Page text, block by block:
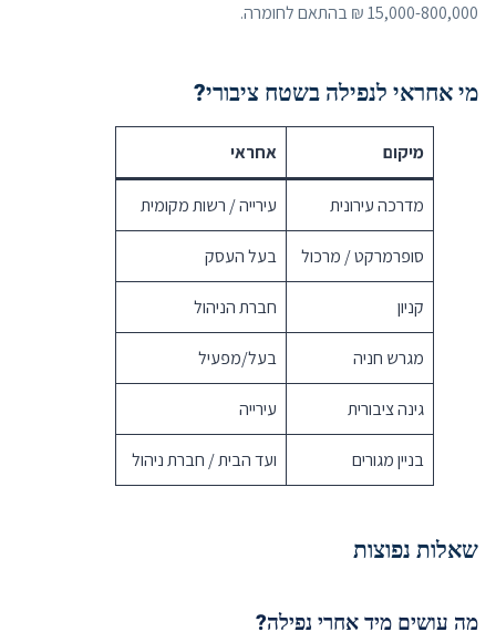
15,000-800,000 ₪ בהתאם לחומרה.
מי אחראי לנפילה בשטח ציבורי?
מיקום אחראי
מדרכה עירונית עירייה / רשות מקומית
סופרמרקט / מרכול בעל העסק
קניון חברת הניהול
מגרש חניה בעל/מפעיל
גינה ציבורית עירייה
בניין מגורים ועד הבית / חברת ניהול
שאלות נפוצות
מה עושים מיד אחרי נפילה?